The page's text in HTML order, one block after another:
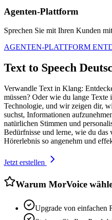
Agenten-Plattform
Sprechen Sie mit Ihren Kunden
AGENTEN-PLATTFORM
Text to Speech
Verwandle Text in Klang:
müssen? Oder wie du lange
Technologie, und wir zeigen dir,
suchst, Informationen
natürlichen Stimmen und
Bedürfnisse und lerne, wie du das
Hörerlebnis so angenehm und
Jetzt erstellen
Warum MorVoice
Upgrade von einfachen